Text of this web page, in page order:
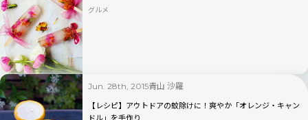
グルメ
Jun. 28th, 2015青山 沙羅
【レシピ】アウトドアの蚊除けに！爽やか「オレンジ・キャン
ドル」を手作り